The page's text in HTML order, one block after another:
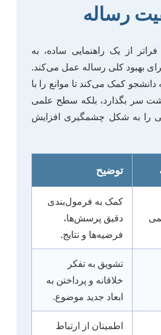
رساله
از یک راهنمایی ساده، به
بهبود کلی رساله عمل می‌کند.
دانشجو کمک می‌کند تا موانع را با
سر بگذارد، بلکه سطح علمی
را به شکل چشمگیری افزایش
توضیح
کمک به فرمول‌بندی
دقیق پرسش‌ها،
فرضیه‌ها و نتایج.
تشویق به تفکر
خلاقانه و پرداختن به
ابعاد جدید موضوع.
اطمینان از ارتباط